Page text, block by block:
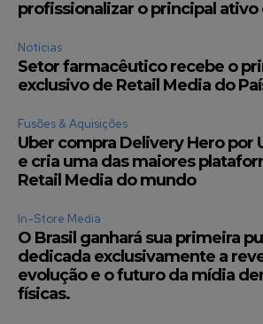
profissionalizar o principal ativo
Notícias
Setor farmacêutico recebe o
exclusivo de Retail Media do
Fusões & Aquisições
Uber compra Delivery Hero por
e cria uma das maiores
Retail Media do mundo
In-Store Media
O Brasil ganhará sua primeira
dedicada exclusivamente a
evolução e o futuro da mídia
físicas.